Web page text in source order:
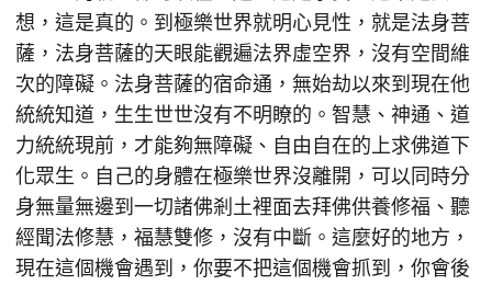
想，這是真的。到極樂世界就明心見性，就是法身菩
薩，法身菩薩的天眼能觀遍法界虛空界，沒有空間維
次的障礙。法身菩薩的宿命通，無始劫以來到現在他
統統知道，生生世世沒有不明瞭的。智慧、神通、道
力統統現前，才能夠無障礙、自由自在的上求佛道下
化眾生。自己的身體在極樂世界沒離開，可以同時分
身無量無邊到一切諸佛剎土裡面去拜佛供養修福、聽
經聞法修慧，福慧雙修，沒有中斷。這麼好的地方，
現在這個機會遇到，你要不把這個機會抓到，你會後